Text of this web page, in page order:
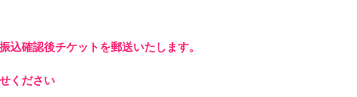
込確認後チケットを郵送いたします。
ください